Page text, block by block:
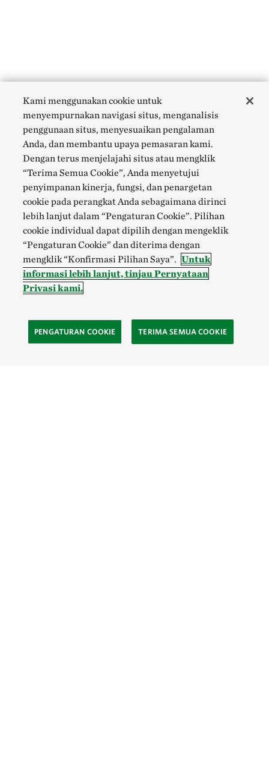
Kami menggunakan cookie untuk
menyempurnakan navigasi situs, menganalisis
penggunaan situs, menyesuaikan pengalaman
Anda, dan membantu upaya pemasaran kami.
Dengan terus menjelajahi situs atau mengklik
“Terima Semua Cookie”, Anda menyetujui
penyimpanan kinerja, fungsi, dan penargetan
cookie pada perangkat Anda sebagaimana dirinci
lebih lanjut dalam “Pengaturan Cookie”. Pilihan
cookie individual dapat dipilih dengan mengeklik
“Pengaturan Cookie” dan diterima dengan
mengklik “Konfirmasi Pilihan Saya”. Untuk
informasi lebih lanjut, tinjau Pernyataan
Privasi kami.
PENGATURAN COOKIE TERIMA SEMUA COOKIE